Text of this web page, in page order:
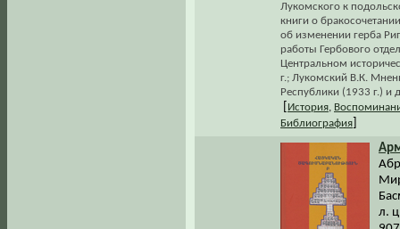
Лукомского к
книги о
об изменении герба
работы Гербового
Центральном
г.; Лукомский В.К.
Республики (1933 г.) и
История,
Библиография
л.